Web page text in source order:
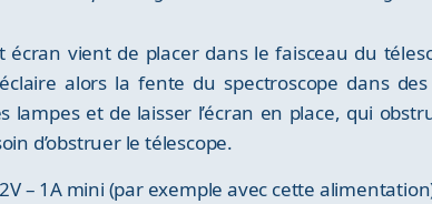
vient de placer dans le faisceau du
alors la fente du spectroscope dans
lampes et de laisser l’écran en place, qui
d’obstruer le télescope.
– 1A mini (par exemple avec cette